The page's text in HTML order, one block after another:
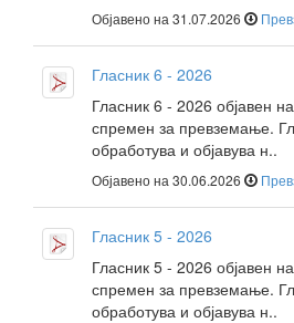
Објавено на 31.07.2026
Гласник 6 - 2026
Гласник 6 - 2026 објавен
спремен за превземање.
обработува и објавува н..
Објавено на 30.06.2026
Гласник 5 - 2026
Гласник 5 - 2026 објавен
спремен за превземање.
обработува и објавува н..